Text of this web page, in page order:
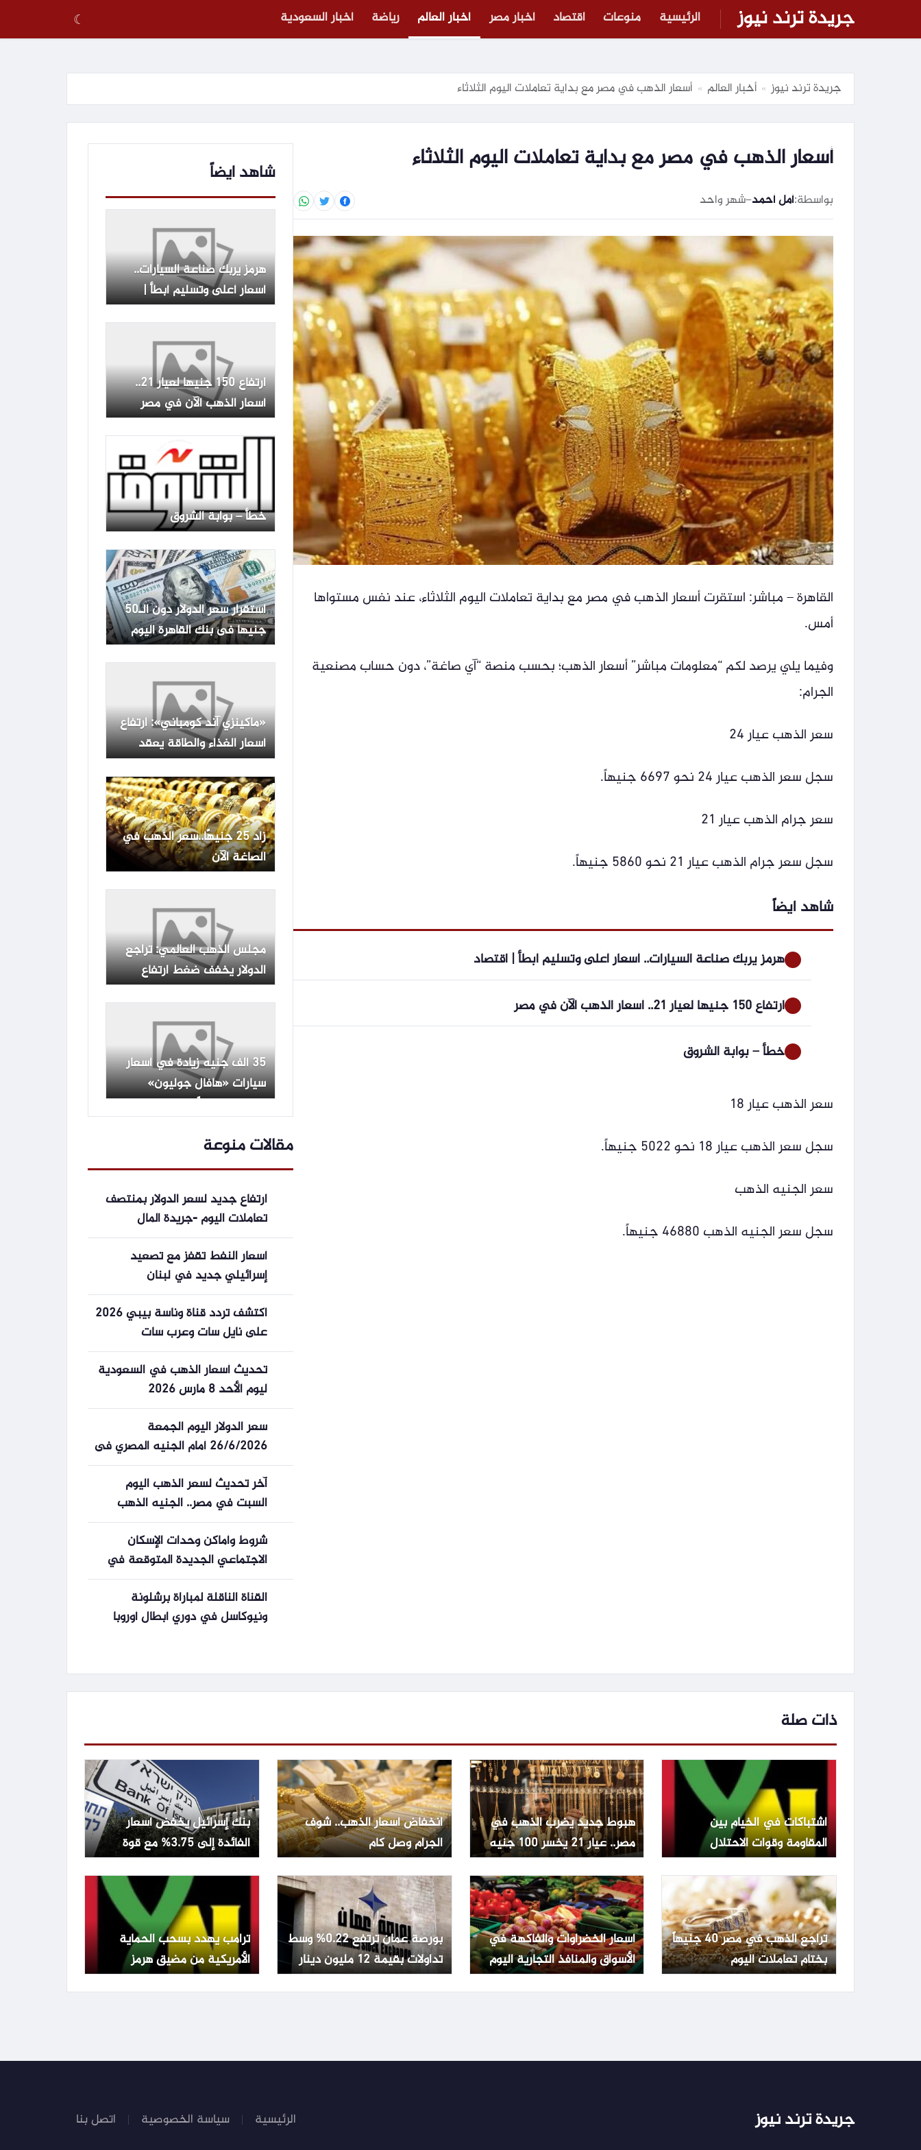
جريدة ترند نيوز الرئيسية منوعات اقتصاد أخبار مصر أخبار العالم رياضة أخبار السعودية ☾
جريدة ترند نيوز » أخبار العالم » أسعار الذهب في مصر مع بداية تعاملات اليوم الثلاثاء
أسعار الذهب في مصر مع بداية تعاملات اليوم الثلاثاء
بواسطة:أمل أحمد–شهر واحد
القاهرة – مباشر: استقرت أسعار الذهب في مصر مع بداية تعاملات اليوم الثلاثاء، عند نفس مستواها
أمس.
وفيما يلي يرصد لكم “معلومات مباشر” أسعار الذهب؛ بحسب منصة “آي صاغة”، دون حساب مصنعية
الجرام:
سعر الذهب عيار 24
سجل سعر الذهب عيار 24 نحو 6697 جنيهاً.
سعر جرام الذهب عيار 21
سجل سعر جرام الذهب عيار 21 نحو 5860 جنيهاً.
شاهد ايضاً
هرمز يربك صناعة السيارات.. أسعار أعلى وتسليم أبطأ | اقتصاد
ارتفاع 150 جنيها لعيار 21.. أسعار الذهب الآن في مصر
خطأ – بوابة الشروق
سعر الذهب عيار 18
سجل سعر الذهب عيار 18 نحو 5022 جنيهاً.
سعر الجنيه الذهب
سجل سعر الجنيه الذهب 46880 جنيهاً.
شاهد ايضاً
هرمز يربك صناعة السيارات..
أسعار أعلى وتسليم أبطأ |
اقتصاد
ارتفاع 150 جنيها لعيار 21..
أسعار الذهب الآن في مصر
خطأ – بوابة الشروق
استقرار سعر الدولار دون الـ50
جنيها فى بنك القاهرة اليوم
السبت
«ماكينزي آند كومباني»: ارتفاع
أسعار الغذاء والطاقة يعقد
مهمة البنوك المركزية
زاد 25 جنيهًا..سعر الذهب في
الصاغة الآن
مجلس الذهب العالمي: تراجع
الدولار يخفف ضغط ارتفاع
عوائد السندات على المعدن
35 ألف جنيه زيادة في أسعار
سيارات «هافال جوليون»
المجمعة محليًا
مقالات منوعة
ارتفاع جديد لسعر الدولار بمنتصف
تعاملات اليوم -جريدة المال
أسعار النفط تقفز مع تصعيد
إسرائيلي جديد في لبنان
اكتشف تردد قناة وناسة بيبي 2026
على نايل سات وعرب سات
للاستمتاع بأناشيد الأطفال بجودة
ممتازة
تحديث أسعار الذهب في السعودية
ليوم الأحد 8 مارس 2026
سعر الدولار اليوم الجمعة
26/6/2026 أمام الجنيه المصري فى
ختام
آخر تحديث لسعر الذهب اليوم
السبت في مصر.. الجنيه الذهب
يلامس 48 ألف جنيه
شروط وأماكن وحدات الإسكان
الاجتماعي الجديدة المتوقعة في
2026
القناة الناقلة لمباراة برشلونة
ونيوكاسل في دوري أبطال أوروبا
ذات صلة
اشتباكات في الخيام بين
المقاومة وقوات الاحتلال
هبوط جديد يضرب الذهب في
مصر.. عيار 21 يخسر 100 جنيه
انخفاض أسعار الذهب.. شوف
الجرام وصل كام
بنك إسرائيل يخفض أسعار
الفائدة إلى 3.75% مع قوة
الشيكل وتراجع التضخم
تراجع الذهب في مصر 40 جنيهاً
بختام تعاملات اليوم
أسعار الخضراوات والفاكهة في
الأسواق والمنافذ التجارية اليوم
الجمعة 3 يوليو 2026
بورصة عمان ترتفع 0.22% وسط
تداولات بقيمة 12 مليون دينار
ترامب يهدد بسحب الحماية
الأمريكية من مضيق هرمز
ويطالب الدول المعنية بالدفاع
جريدة ترند نيوز الرئيسية سياسة الخصوصية اتصل بنا